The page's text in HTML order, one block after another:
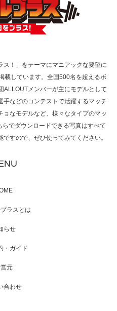
ジオ番組「ONE MORNING」
ース」舞台挨拶へマッスルプラ
BS「COOL JAPAN 」にてマッス
ス！」をテーマにマニアックな要望に
載しています。全国500名を超えるボ
ALLOUTメンバーが主にモデルとして
などのコンテストで活躍するマッチ
ョなモデルなど、様々なタイプのマッ
でダウンロードできる写真はすべて
すので、ぜひ使ってみてください。
ラスとは
らせ
・ガイド
元
合わせ